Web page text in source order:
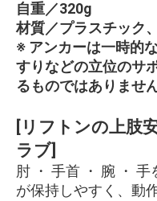
自重／320g
材質／プラスチック
※ アンカーは一時的
すりなどの立位のサ
るものではありません
[リフトンの上肢
ラブ]
肘 ・ 手首 ・ 腕 ・
が保持しやすく、動